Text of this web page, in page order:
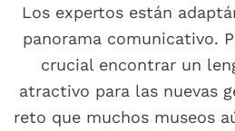
Los expertos están
panorama comunicativo.
crucial encontrar un
atractivo para las nuevas
reto que muchos museos